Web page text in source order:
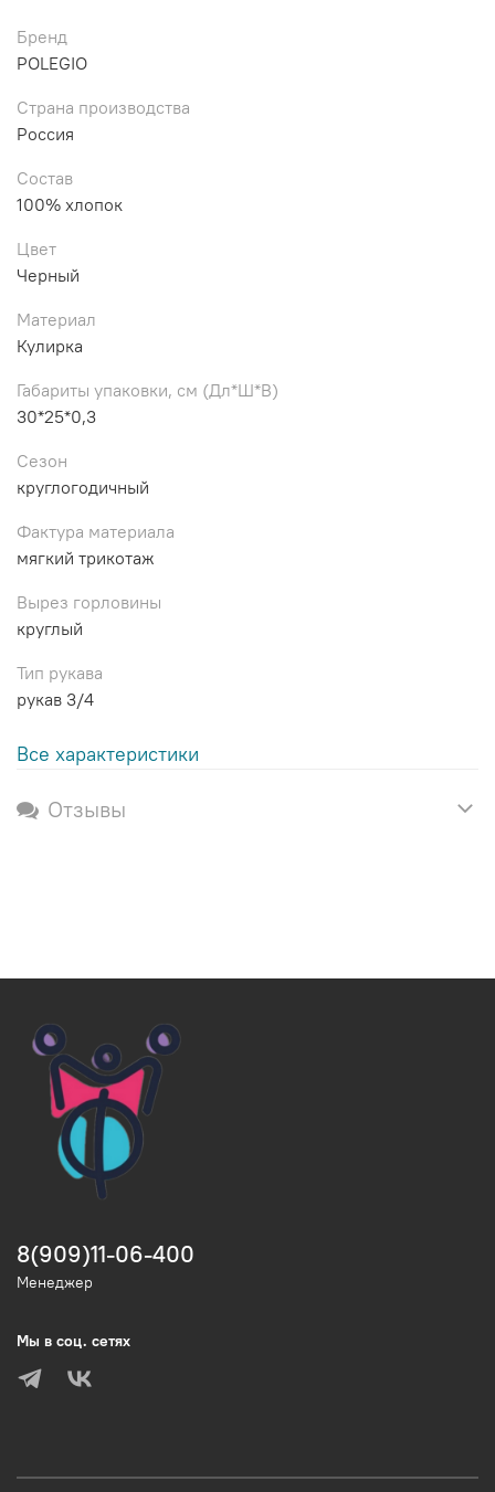
Бренд
POLEGIO
Страна производства
Россия
Состав
100% хлопок
Цвет
Черный
Материал
Кулирка
Габариты упаковки, см (Дл*Ш*В)
30*25*0,3
Сезон
круглогодичный
Фактура материала
мягкий трикотаж
Вырез горловины
круглый
Тип рукава
рукав 3/4
Все характеристики
Отзывы
8(909)11-06-400
Менеджер
Мы в соц. сетях